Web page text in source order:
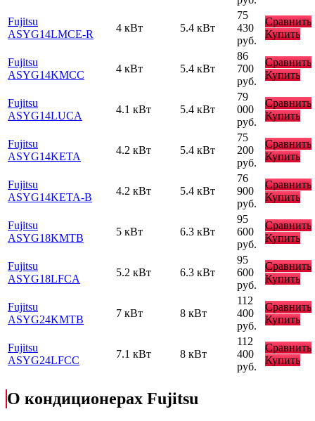
Fujitsu
ASYG14LMCE-R
4 кВт 5.4 кВт
75
430
руб.
Сравнить
Купить
Fujitsu
ASYG14KMCC
4 кВт 5.4 кВт
86
700
руб.
Сравнить
Купить
Fujitsu
ASYG14LUCA
4.1 кВт 5.4 кВт
79
000
руб.
Сравнить
Купить
Fujitsu
ASYG14KETA
4.2 кВт 5.4 кВт
75
200
руб.
Сравнить
Купить
Fujitsu
ASYG14KETA-B
4.2 кВт 5.4 кВт
76
900
руб.
Сравнить
Купить
Fujitsu
ASYG18KMTB
5 кВт 6.3 кВт
95
600
руб.
Сравнить
Купить
Fujitsu
ASYG18LFCA
5.2 кВт 6.3 кВт
95
600
руб.
Сравнить
Купить
Fujitsu
ASYG24KMTB
7 кВт 8 кВт
112
400
руб.
Сравнить
Купить
Fujitsu
ASYG24LFCC
7.1 кВт 8 кВт
112
400
руб.
Сравнить
Купить
О кондиционерах Fujitsu